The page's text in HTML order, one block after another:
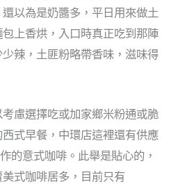
以為是奶醬多，平日用來做土
上香烘，入口時真正吃到那陣
辣，土匪粉略帶香味，滋味得
慮選擇吃或加家鄉米粉通或脆
式早餐，中環店這裡還有供應
的意式咖啡。此舉是貼心的，
式咖啡居多，目前只有